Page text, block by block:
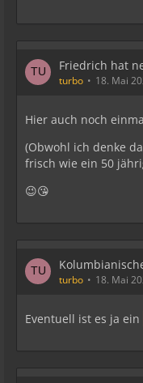
Friedrich hat
turbo 18. Mai
Hier auch noch
(Obwohl ich denke
frisch wie ein 50
😉😘
turbo 18. Mai
Eventuell ist es ja ein